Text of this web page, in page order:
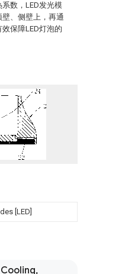
数，LED发光模
、侧壁上，再通
保障LED灯泡的
[LED]